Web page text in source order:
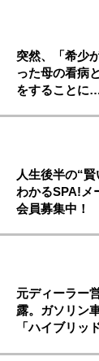
突然、「希少
った母の看病
をすることに
人生後半の“
わかるSPA!メ
会員募集中！
元ディーラー
露。ガソリン
「ハイブリッ